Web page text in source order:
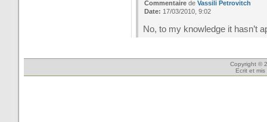
Commentaire de Vassili Petrovitch
Date: 17/03/2010, 9:02
No, to my knowledge it hasn’t
Copyright ©
Ecrit et